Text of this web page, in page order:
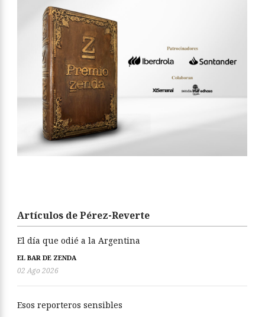
Artículos de Pérez-Reverte
El día que odié a la Argentina
EL BAR DE ZENDA
02 Ago 2026
Esos reporteros sensibles